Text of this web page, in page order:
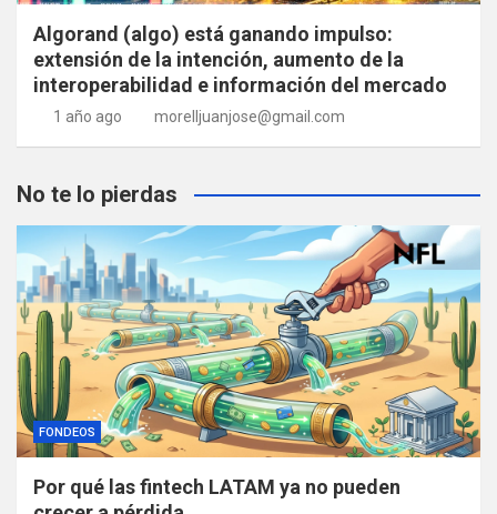
Algorand (algo) está ganando impulso:
extensión de la intención, aumento de la
interoperabilidad e información del mercado
1 año ago morelljuanjose@gmail.com
No te lo pierdas
FONDEOS
Por qué las fintech LATAM ya no pueden